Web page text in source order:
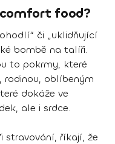
food?
či „uklidňující
bombě na talíři.
to pokrmy, které
rodinou, oblíbeným
dokáže ve
ale i srdce.
stravování, říkají, že